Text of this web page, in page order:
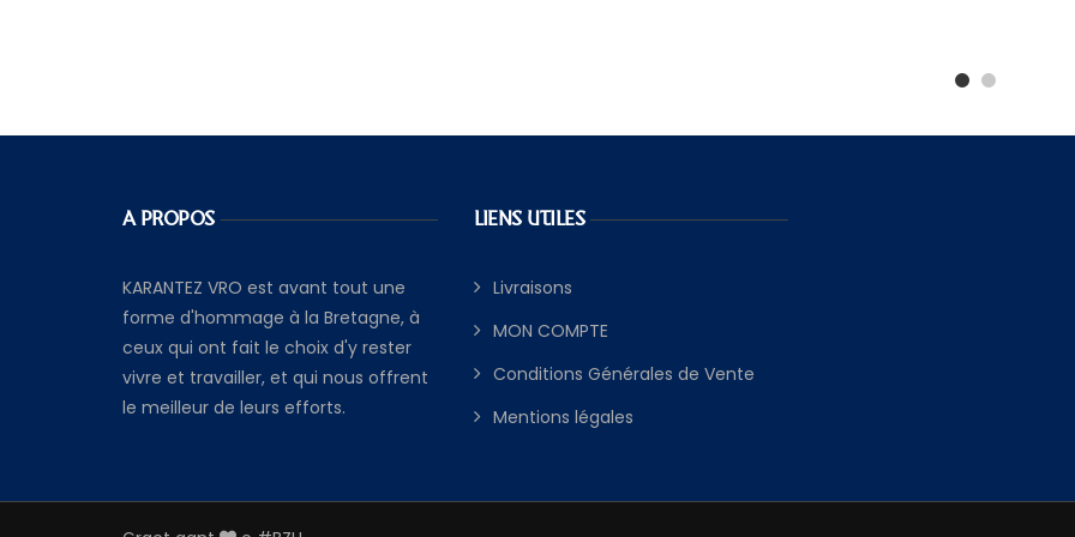
A PROPOS
KARANTEZ VRO est avant tout une
forme d'hommage à la Bretagne, à
ceux qui ont fait le choix d'y rester
vivre et travailler, et qui nous offrent
le meilleur de leurs efforts.
LIENS UTILES
Livraisons
MON COMPTE
Conditions Générales de Vente
Mentions légales